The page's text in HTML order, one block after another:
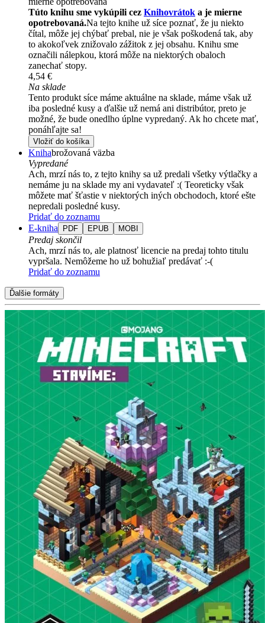
Túto knihu sme vykúpili cez Knihovrátok a je mierne
opotrebovaná.Na tejto knihe už síce poznať, že ju niekto
čítal, môže jej chýbať prebal, nie je však poškodená tak, aby
to akokoľvek znižovalo zážitok z jej obsahu. Knihu sme
označili nálepkou, ktorá môže na niektorých obaloch
zanechať stopy.
4,54 €
Na sklade
Tento produkt síce máme aktuálne na sklade, máme však už
iba posledné kusy a ďalšie už nemá ani distribútor, preto je
možné, že bude onedlho úplne vypredaný. Ak ho chcete mať,
ponáhľajte sa!
Vložiť do košíka
Knihabrožovaná väzba
Vypredané
Ach, mrzí nás to, z tejto knihy sa už predali všetky výtlačky a
nemáme ju na sklade my ani vydavateľ :( Teoreticky však
môžete mať šťastie v niektorých iných obchodoch, ktoré ešte
nepredali posledné kusy.
Pridať do zoznamu
E-kniha
PDF EPUB MOBI
Predaj skončil
Ach, mrzí nás to, ale platnosť licencie na predaj tohto titulu
vypršala. Nemôžeme ho už bohužiaľ predávať :-(
Pridať do zoznamu
Ďalšie formáty